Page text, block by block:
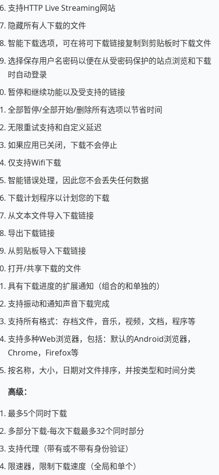
支持HTTP Live Streaming网站
隐藏所有人下载的文件
智能下载选项，可在将可下载链接复制到剪贴板时下载文件
选择保存用户名密码以便在从受密码保护的站点浏览和下载
时自动登录
暂停和继续功能以及受支持的链接
全部暂停/全部开始/删除所有选项以节省时间
无限重试支持和自定义延迟
如果应用已关闭，下载不会停止
仅支持Wifi下载
智能错误处理，因此您不会丢失任何数据
下载计划程序以计划您的下载
从文本文件导入下载链接
导出下载链接
从剪贴板导入下载链接
打开/共享下载的文件
具有下载进度的扩展通知（组合的和单独的）
支持振动和通知声音下载完成
支持所有格式：存档文件，音乐，视频，文档，程序等
支持多种Web浏览器，包括：默认的Android浏览器，
Chrome，Firefox等
按名称，大小，日期对文件排序，并按类型和时间分类
高级：
最多5个同时下载
多部分下载-每次下载最多32个同时部分
支持代理（带有或不带有身份验证）
限速器，限制下载速度（全局和单个）